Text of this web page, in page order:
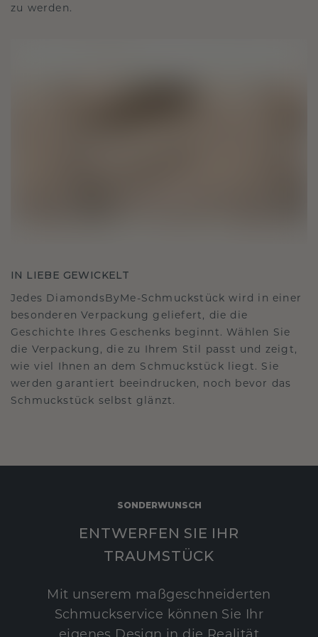
zu werden.
IN LIEBE GEWICKELT
Jedes DiamondsByMe-Schmuckstück wird in einer
besonderen Verpackung geliefert, die die
Geschichte Ihres Geschenks beginnt. Wählen Sie
die Verpackung, die zu Ihrem Stil passt und zeigt,
wie viel Ihnen an dem Schmuckstück liegt. Sie
werden garantiert beeindrucken, noch bevor das
Schmuckstück selbst glänzt.
SONDERWUNSCH
ENTWERFEN SIE IHR
TRAUMSTÜCK
Mit unserem maßgeschneiderten
Schmuckservice können Sie Ihr
eigenes Design in die Realität